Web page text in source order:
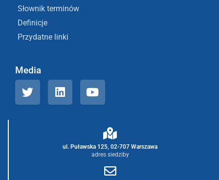
Słownik terminów
Definicje
Przydatne linki
Media
ul. Puławska 125, 02-707 Warszawa
adres siedziby